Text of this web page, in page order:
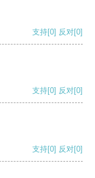
支持[0] 反对[0]
支持[0] 反对[0]
支持[0] 反对[0]